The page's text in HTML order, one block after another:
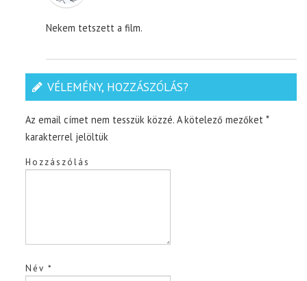
Nekem tetszett a film.
VÉLEMÉNY, HOZZÁSZÓLÁS?
Az email címet nem tesszük közzé. A kötelező mezőket*
karakterrel jelöltük
Hozzászólás
Név*